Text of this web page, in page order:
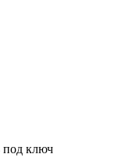
под ключ